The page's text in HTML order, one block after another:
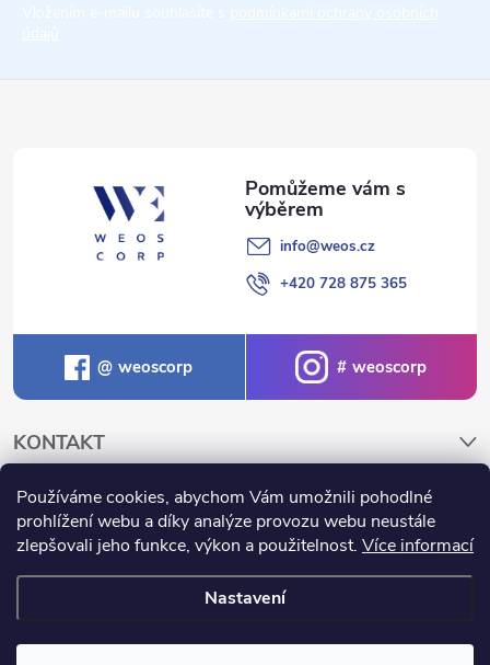
Používáme cookies, abychom Vám umožnili pohodlné
prohlížení webu a díky analýze provozu webu neustále
zlepšovali jeho funkce, výkon a použitelnost. Více informací
Nastavení
í
info@weos.cz
+420 728 875 365
weoscorp weoscorp
KONTAKT
NAKUPOVÁNÍ A INFORMACE